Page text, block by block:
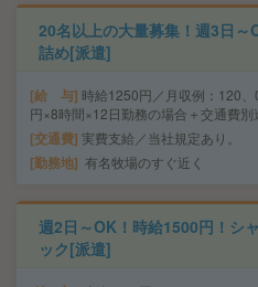
20名以上の大量募集！週3日
詰め[派遣]
給 与 時給1250円／月収例：120
円×8時間×12日勤務の場合＋交通費別
交通費 実費支給／当社規定あり。
勤務地 有名牧場のすぐ近く
週2日～OK！時給1500円！シ
ック[派遣]